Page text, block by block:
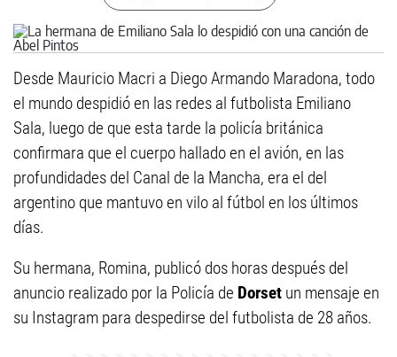
Desde Mauricio Macri a Diego Armando Maradona, todo
el mundo despidió en las redes al futbolista Emiliano
Sala, luego de que esta tarde la policía británica
confirmara que el cuerpo hallado en el avión, en las
profundidades del Canal de la Mancha, era el del
argentino que mantuvo en vilo al fútbol en los últimos
días.
Su hermana, Romina, publicó dos horas después del
anuncio realizado por la Policía de Dorset un mensaje en
su Instagram para despedirse del futbolista de 28 años.